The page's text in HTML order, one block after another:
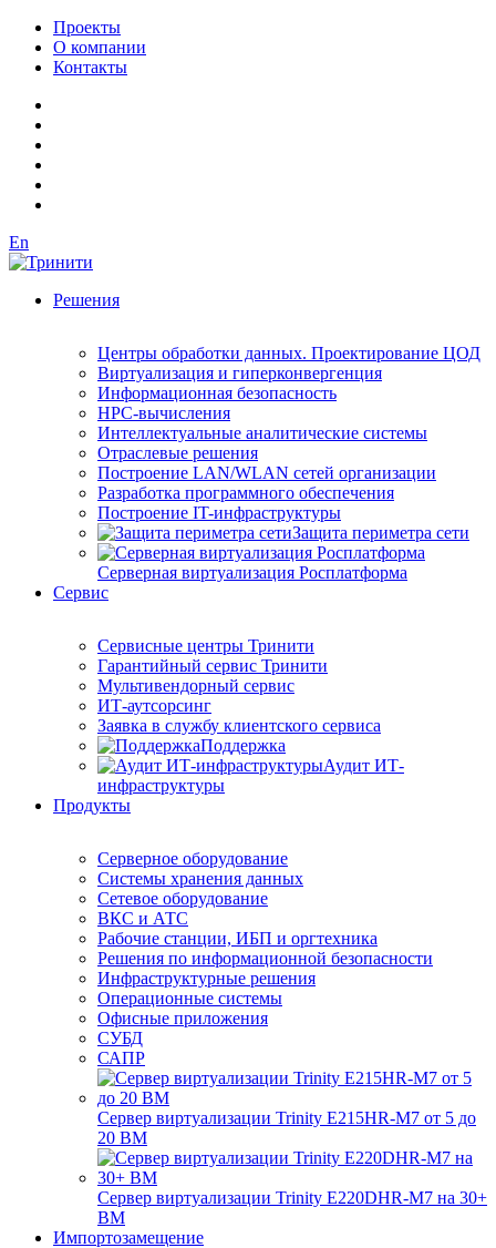
Проекты
О компании
Контакты
En
Решения
Центры обработки данных. Проектирование ЦОД
Виртуализация и гиперконвергенция
Информационная безопасность
HPC-вычисления
Интеллектуальные аналитические системы
Отраслевые решения
Построение LAN/WLAN сетей организации
Разработка программного обеспечения
Построение IT-инфраструктуры
Защита периметра сети
Серверная виртуализация Росплатформа
Сервис
Сервисные центры Тринити
Гарантийный сервис Тринити
Мультивендорный сервис
ИТ-аутсорсинг
Заявка в службу клиентского сервиса
Поддержка
Аудит ИТ-
инфраструктуры
Продукты
Серверное оборудование
Системы хранения данных
Сетевое оборудование
ВКС и АТС
Рабочие станции, ИБП и оргтехника
Решения по информационной безопасности
Инфраструктурные решения
Операционные системы
Офисные приложения
СУБД
САПР
Сервер виртуализации Trinity E215HR-M7 от 5 до
20 ВМ
Сервер виртуализации Trinity E220DHR-M7 на 30+
ВМ
Импортозамещение